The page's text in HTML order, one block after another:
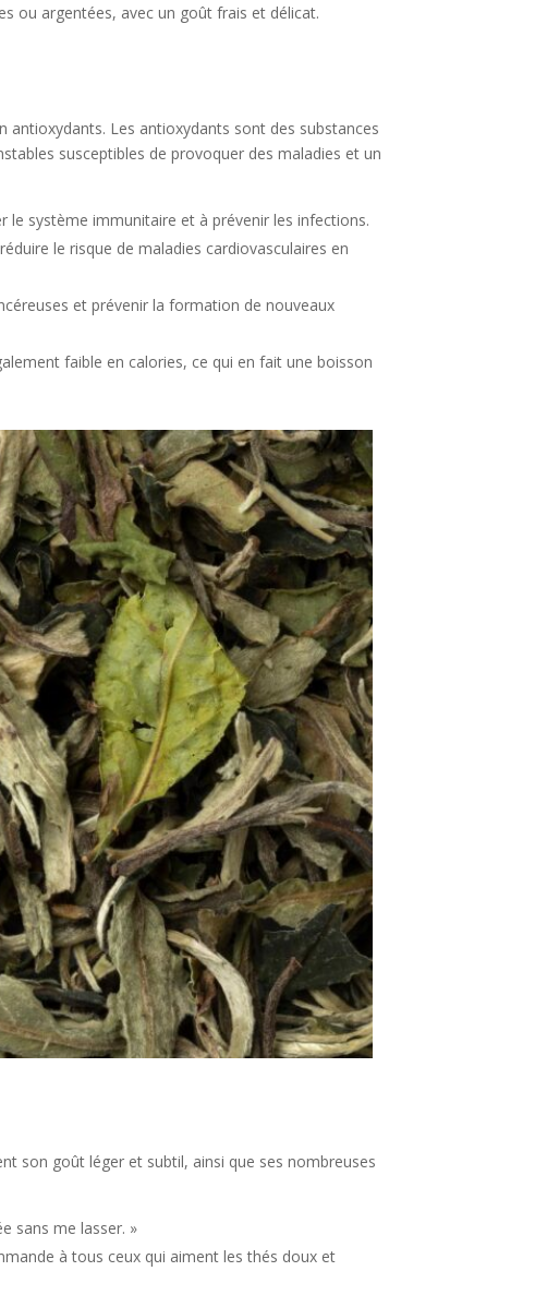
ou argentées, avec un goût frais et délicat.
Les antioxydants sont des substances
susceptibles de provoquer des maladies et un
le système immunitaire et à prévenir les infections.
le risque de maladies cardiovasculaires en
et prévenir la formation de nouveaux
faible en calories, ce qui en fait une boisson
son goût léger et subtil, ainsi que ses nombreuses
sans me lasser. »
à tous ceux qui aiment les thés doux et